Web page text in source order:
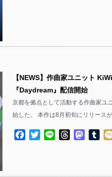
【NEWS】作曲家ユニット
『Daydream』配信開始
京都を拠点として活動する作曲家ユ
始した。 本作は8月初旬にリリー
Facebook
TwitterLine Threads